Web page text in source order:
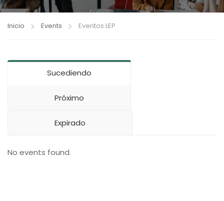
Inicio Events Eventos LEP
Sucediendo
Próximo
Expirado
No events found.